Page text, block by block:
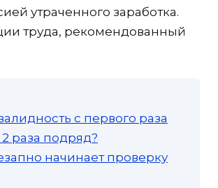
утраченного заработка.
труда, рекомендованный
с первого раза
раза подряд?
начинает проверку